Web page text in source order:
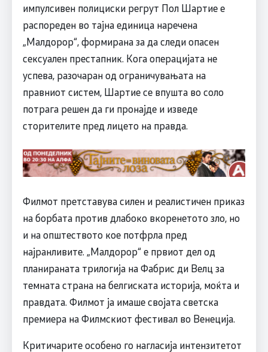
импулсивен полициски регрут Пол Шартие е
распореден во тајна единица наречена
„Малдорор“, формирана за да следи опасен
сексуален престапник. Кога операцијата не
успева, разочаран од ограничувањата на
правниот систем, Шартие се впушта во соло
потрага решен да ги пронајде и изведе
сторителите пред лицето на правда.
Филмот претставува силен и реалистичен приказ
на борбата против длабоко вкоренетото зло, но
и на општеството кое потфрла пред
најранливите. „Малдорор“ е првиот дел од
планираната трилогија на Фабрис ди Велц за
темната страна на белгиската историја, моќта и
правдата. Филмот ја имаше својата светска
премиера на Филмскиот фестивал во Венеција.
Критичарите особено го нагласија интензитетот